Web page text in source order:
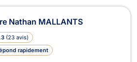
Nathan MALLANTS
(23 avis)
rapidement